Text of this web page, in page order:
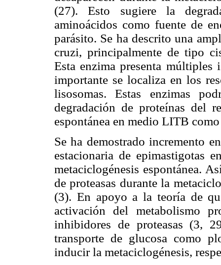
(27). Esto sugiere la
aminoácidos como fuente de
parásito. Se ha descrito una
cruzi, principalmente de tipo
Esta enzima presenta
importante se localiza en los
lisosomas. Estas enzimas
degradación de proteínas del
espontánea en medio LITB
Se ha demostrado incremento
estacionaria de epimastigotas
metaciclogénesis espontánea.
de proteasas durante la
(3). En apoyo a la teoría de
activación del metabolismo
inhibidores de proteasas (3,
transporte de glucosa como
inducir la metaciclogénesis,